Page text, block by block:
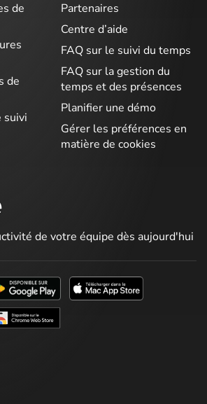
de
de
suivi
Partenaires
Centre d’aide
FAQ sur le suivi du temps
FAQ sur la gestion du
temps et des présences
Planifier une démo
Gérer les préférences en
matière de cookies
de votre équipe dès aujourd'hui